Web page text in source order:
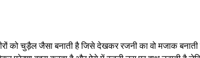
को चुड़ैल जैसा बनाती है जिसे देखकर रजनी का वो मजाक